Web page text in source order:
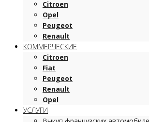
Citroen
Opel
Peugeot
Renault
КОММЕРЧЕСКИЕ
Citroen
Fiat
Peugeot
Renault
Opel
УСЛУГИ